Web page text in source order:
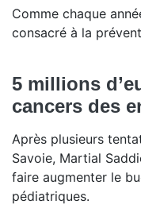
Comme chaque
consacré à la
5 millions
cancers des
Après plusieurs
Savoie, Martial
faire augmenter le
pédiatriques.